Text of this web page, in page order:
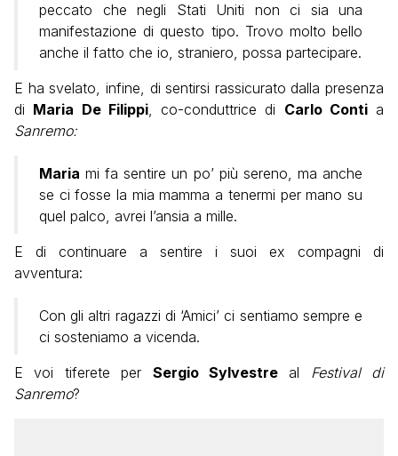
peccato che negli Stati Uniti non ci sia una
manifestazione di questo tipo. Trovo molto bello
anche il fatto che io, straniero, possa partecipare.
E ha svelato, infine, di sentirsi rassicurato dalla presenza
di Maria De Filippi, co-conduttrice di Carlo Contia
Sanremo:
Maria mi fa sentire un po’ più sereno, ma anche
se ci fosse la mia mamma a tenermi per mano su
quel palco, avrei l’ansia a mille.
E di continuare a sentire i suoi ex compagni di
avventura:
Con gli altri ragazzi di ‘Amici’ ci sentiamo sempre e
ci sosteniamo a vicenda.
E voi tiferete per Sergio Sylvestreal Festival di
Sanremo?